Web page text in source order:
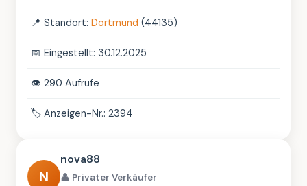
📍 Standort: Dortmund (44135)
📅 Eingestellt: 30.12.2025
👁️ 290 Aufrufe
🏷️ Anzeigen-Nr.: 2394
N
nova88
👤 Privater Verkäufer